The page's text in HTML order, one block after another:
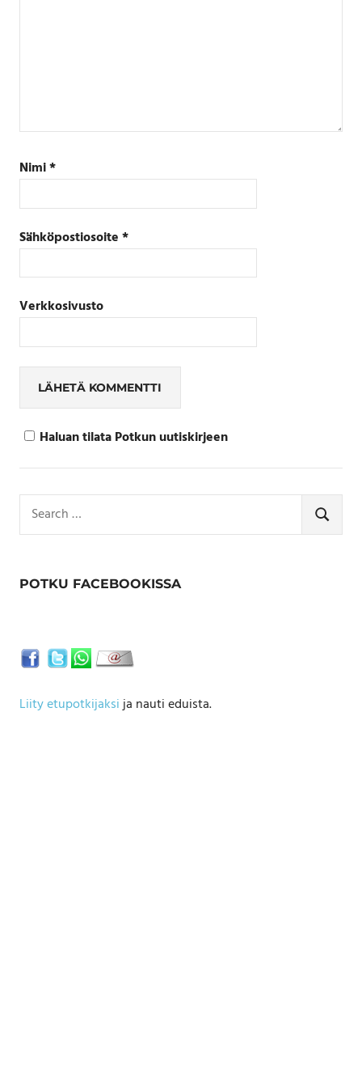
Nimi*
Sähköpostiosoite*
Verkkosivusto
Haluan tilata Potkun uutiskirjeen
for:
SEARCH
POTKU FACEBOOKISSA
Liity etupotkijaksija nauti eduista.